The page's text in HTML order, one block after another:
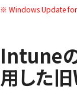
※ Windows Update for
Intune
用した